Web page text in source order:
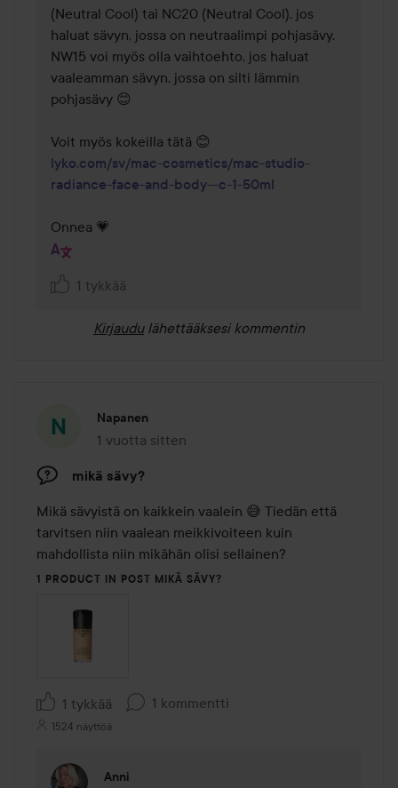
(Neutral Cool) tai NC20 (Neutral Cool), jos
haluat sävyn, jossa on neutraalimpi pohjasävy.
NW15 voi myös olla vaihtoehto, jos haluat
vaaleamman sävyn, jossa on silti lämmin
pohjasävy 😊
lyko.com/sv/mac-cosmetics/mac-studio-
radiance-face-and-body---c-1-50ml
Onnea 💗
1 tykkää
Kirjaudu lähettääksesi kommentin
Napanen
1 vuotta sitten
Viesti luotiin 1 vuotta sitten
mikä sävy?
Mikä sävyistä on kaikkein vaalein 😅 Tiedän että
tarvitsen niin vaalean meikkivoiteen kuin
mahdollista niin mikähän olisi sellainen?
1 PRODUCT IN POST MIKÄ SÄVY?
1 tykkää 1 kommentti
1524 näyttöä
Anni